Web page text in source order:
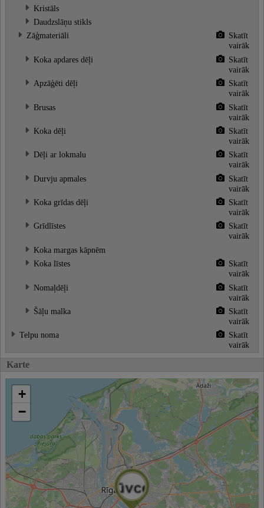
Kristāls
Daudzslāņu stikls
Zāģmateriāli
Skatīt
vairāk
Koka apdares dēļi
Skatīt
vairāk
Apzāģēti dēļi
Skatīt
vairāk
Brusas
Skatīt
vairāk
Koka dēļi
Skatīt
vairāk
Dēļi ar lokmalu
Skatīt
vairāk
Durvju apmales
Skatīt
vairāk
Koka grīdas dēļi
Skatīt
vairāk
Grīdlīstes
Skatīt
vairāk
Koka margas kāpnēm
Koka līstes
Skatīt
vairāk
Nomaļdēļi
Skatīt
vairāk
Šāļu malka
Skatīt
vairāk
Telpu noma
Skatīt
vairāk
Karte
+
−